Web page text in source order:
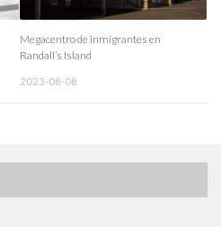
Megacentro de inmigrantes en
Randall’s Island
2023-08-08